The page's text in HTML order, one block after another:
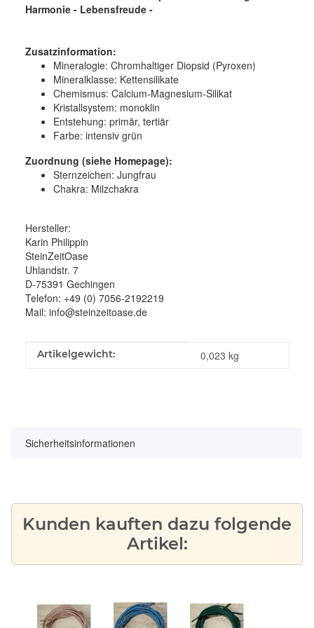
Harmonie - Lebensfreude -
Zusatzinformation:
Mineralogie: Chromhaltiger Diopsid (Pyroxen)
Mineralklasse: Kettensilikate
Chemismus: Calcium-Magnesium-Silikat
Kristallsystem: monoklin
Entstehung: primär, tertiär
Farbe: intensiv grün
Zuordnung (siehe Homepage):
Sternzeichen: Jungfrau
Chakra: Milzchakra
Hersteller:
Karin Philippin
SteinZeitOase
Uhlandstr. 7
D-75391 Gechingen
Telefon: +49 (0) 7056-2192219
Mail: info@steinzeitoase.de
Produkteigenschaft
Wert
Artikelgewicht: 0,023 kg
Sicherheitsinformationen
Kunden kauften dazu folgende
Artikel: